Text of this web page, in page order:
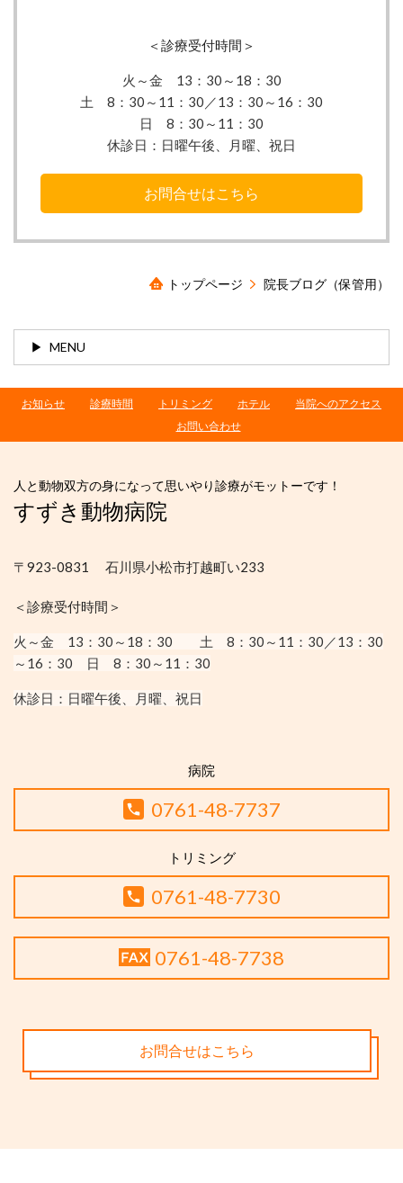
＜診療受付時間＞
火～金 13：30 ～18：30
土 8：30～11：30／13：30～16：30
日 8：30～11：30
休診日： 日曜午後、月曜、祝日
お問合せはこちら
トップページ 院長ブログ（保管用）
MENU
お知らせ 診療時間 トリミング ホテル
当院へのアクセス
お問い合わせ
人と動物双方の身になって思いやり診療がモットーです！
すずき動物病院
〒923-0831 石川県小松市打越町い233
＜診療受付時間＞
火～金 13：30 ～18：30 土 8：30～11：30／13：30
～16：30
日 8：30～11：30
休診日： 日曜午後、月曜、祝日
病院
0761-48-7737
トリミング
0761-48-7730
0761-48-7738
お問合せはこちら